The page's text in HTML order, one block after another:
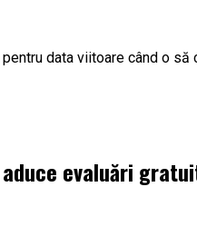
data viitoare când o să
evaluări